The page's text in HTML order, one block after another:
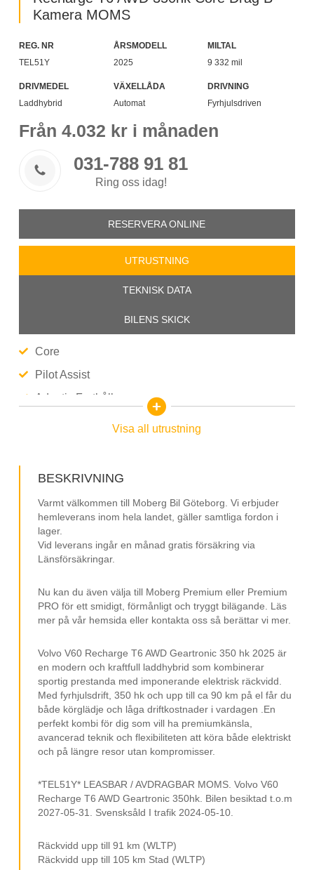
Kamera MOMS
REG. NR
TEL51Y
ÅRSMODELL
2025
MILTAL
9 332 mil
DRIVMEDEL
Laddhybrid
VÄXELLÅDA
Automat
DRIVNING
Fyrhjulsdriven
Från 4.032 kr i månaden
 031-788 91 81
Ring oss idag!
RESERVERA ONLINE
UTRUSTNING
TEKNISK DATA
BILENS SKICK
Core
Pilot Assist
Adaptiv Farthållare
Digitalradio DAB
Navigation/GPS
Apple CarPlay
Backkamera
Keyless Go
Stolsvärme Fram Och Bak
Rattvärme
2 Klimatzoner ACC
Parkeringssensorer
Infällbara Sidospeglar
Avbländad Backspegel
Elhissar
18” Fälgar
Visa all utrustning
BESKRIVNING
Varmt välkommen till Moberg Bil Göteborg. Vi erbjuder
hemleverans inom hela landet, gäller samtliga fordon i
lager.
Vid leverans ingår en månad gratis försäkring via
Länsförsäkringar.
Nu kan du även välja till Moberg Premium eller Premium
PRO för ett smidigt, förmånligt och tryggt bilägande. Läs
mer på vår hemsida eller kontakta oss så berättar vi mer.
Volvo V60 Recharge T6 AWD Geartronic 350 hk 2025 är
en modern och kraftfull laddhybrid som kombinerar
sportig prestanda med imponerande elektrisk räckvidd.
Med fyrhjulsdrift, 350 hk och upp till ca 90 km på el får du
både körglädje och låga driftkostnader i vardagen .En
perfekt kombi för dig som vill ha premiumkänsla,
avancerad teknik och flexibiliteten att köra både elektriskt
och på längre resor utan kompromisser.
*TEL51Y* LEASBAR / AVDRAGBAR MOMS. Volvo V60
Recharge T6 AWD Geartronic 350hk. Bilen besiktad t.o.m
2027-05-31. Svensksåld I trafik 2024-05-10.
Räckvidd upp till 91 km (WLTP)
Räckvidd upp till 105 km Stad (WLTP)